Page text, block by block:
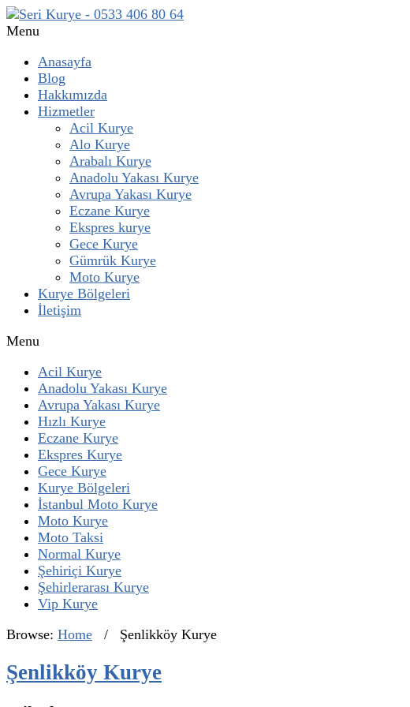
Menu
Anasayfa
Blog
Hakkımızda
Hizmetler
Acil Kurye
Alo Kurye
Arabalı Kurye
Anadolu Yakası Kurye
Avrupa Yakası Kurye
Eczane Kurye
Ekspres kurye
Gece Kurye
Gümrük Kurye
Moto Kurye
Kurye Bölgeleri
İletişim
Menu
Acil Kurye
Anadolu Yakası Kurye
Avrupa Yakası Kurye
Hızlı Kurye
Eczane Kurye
Ekspres Kurye
Gece Kurye
Kurye Bölgeleri
İstanbul Moto Kurye
Moto Kurye
Moto Taksi
Normal Kurye
Şehiriçi Kurye
Şehirlerarası Kurye
Vip Kurye
Browse: Home / Şenlikköy Kurye
Şenlikköy Kurye